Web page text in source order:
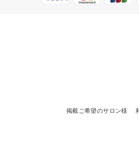
掲載ご希望のサロン様